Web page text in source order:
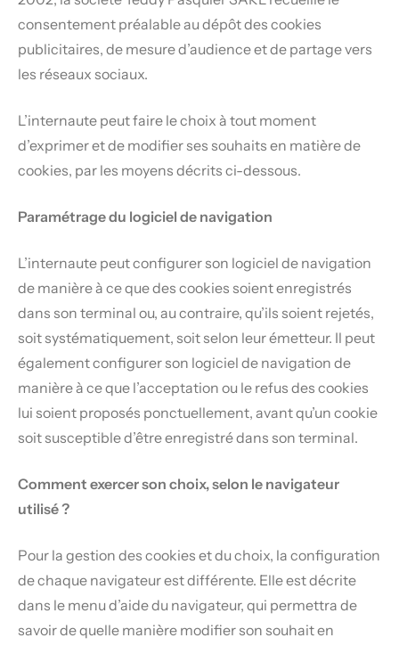
consentement préalable au dépôt des cookies
publicitaires, de mesure d’audience et de partage vers
les réseaux sociaux.
L’internaute peut faire le choix à tout moment
d’exprimer et de modifier ses souhaits en matière de
cookies, par les moyens décrits ci-dessous.
Paramétrage du logiciel de navigation
L’internaute peut configurer son logiciel de navigation
de manière à ce que des cookies soient enregistrés
dans son terminal ou, au contraire, qu’ils soient rejetés,
soit systématiquement, soit selon leur émetteur. Il peut
également configurer son logiciel de navigation de
manière à ce que l’acceptation ou le refus des cookies
lui soient proposés ponctuellement, avant qu’un cookie
soit susceptible d’être enregistré dans son terminal.
Comment exercer son choix, selon le navigateur
utilisé ?
Pour la gestion des cookies et du choix, la configuration
de chaque navigateur est différente. Elle est décrite
dans le menu d’aide du navigateur, qui permettra de
savoir de quelle manière modifier son souhait en